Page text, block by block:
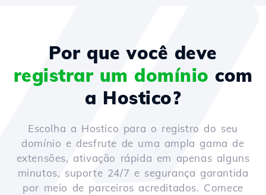
Por que você deve
registrar um domínio com
a Hostico?
Escolha a Hostico para o registro do seu
domínio e desfrute de uma ampla gama de
extensões, ativação rápida em apenas alguns
minutos, suporte 24/7 e segurança garantida
por meio de parceiros acreditados. Comece